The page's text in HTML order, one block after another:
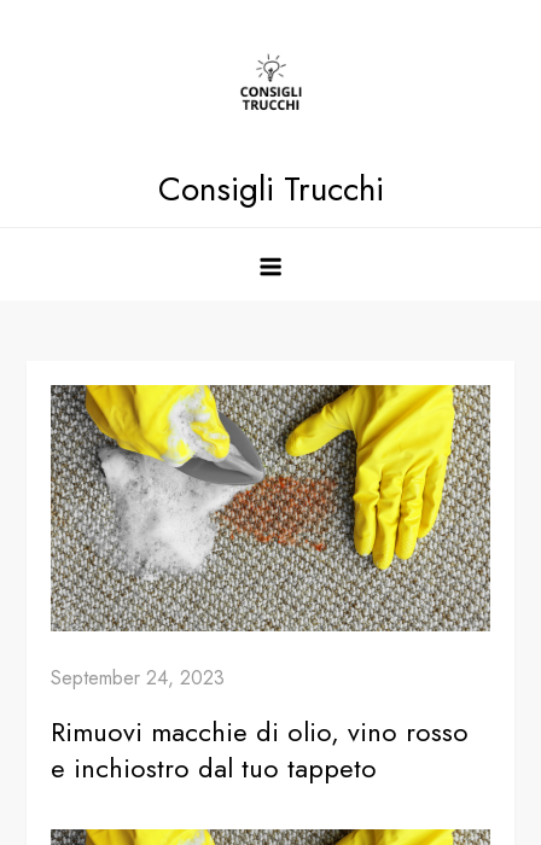
Consigli Trucchi
September 24, 2023
Rimuovi macchie di olio, vino rosso
e inchiostro dal tuo tappeto